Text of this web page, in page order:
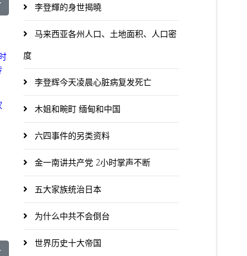
李登輝的身世揭曉
马来西亚各州人口、土地面积、人口密
度
李登辉今天凌晨心脏病复发死亡
木姐和畹町 缅甸和中国
六四事件的另类资料
金一南讲共产党 2小时掌声不断
五大家族统治日本
为什么中共不会倒台
世界历史十大帝国